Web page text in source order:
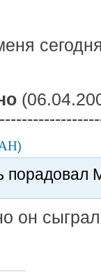
)
порадовал
он